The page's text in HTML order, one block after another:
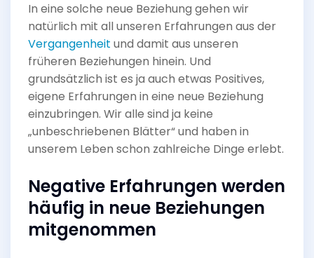
In eine solche neue Beziehung gehen wir
natürlich mit all unseren Erfahrungen aus der
Vergangenheit und damit aus unseren
früheren Beziehungen hinein. Und
grundsätzlich ist es ja auch etwas Positives,
eigene Erfahrungen in eine neue Beziehung
einzubringen. Wir alle sind ja keine
„unbeschriebenen Blätter“ und haben in
unserem Leben schon zahlreiche Dinge erlebt.
Negative Erfahrungen werden
häufig in neue Beziehungen
mitgenommen